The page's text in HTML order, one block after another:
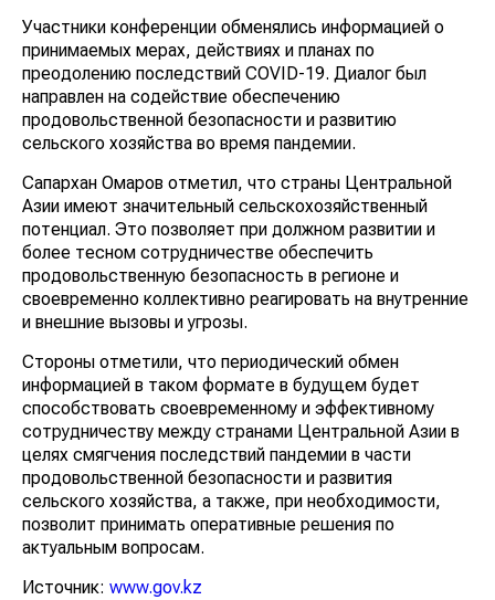
Участники конференции обменялись информацией о
принимаемых мерах, действиях и планах по
преодолению последствий COVID-19. Диалог был
направлен на содействие обеспечению
продовольственной безопасности и развитию
сельского хозяйства во время пандемии.
Сапархан Омаров отметил, что страны Центральной
Азии имеют значительный сельскохозяйственный
потенциал. Это позволяет при должном развитии и
более тесном сотрудничестве обеспечить
продовольственную безопасность в регионе и
своевременно коллективно реагировать на внутренние
и внешние вызовы и угрозы.
Стороны отметили, что периодический обмен
информацией в таком формате в будущем будет
способствовать своевременному и эффективному
сотрудничеству между странами Центральной Азии в
целях смягчения последствий пандемии в части
продовольственной безопасности и развития
сельского хозяйства, а также, при необходимости,
позволит принимать оперативные решения по
актуальным вопросам.
Источник: www.gov.kz